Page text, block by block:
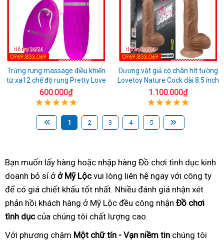
Trứng rung massage điều khiển
từ xa12 chế độ rung Pretty Love
600.000₫
Dương vật giả có chân hít tường
Lovetoy Nature Cock dài 8.5 inch
1.100.000₫
1 2 3 4 5
Bạn muốn lấy hàng hoặc nhập hàng Đồ chơi tình dục kinh
doanh bỏ sỉ ở ở Mỹ Lộcvui lòng liên hệ ngay với công ty
để có giá chiết khấu tốt nhất. Nhiều đánh giá nhận xét
phản hồi khách hàng ở Mỹ Lộc đều công nhận Đồ chơi
tình dụccủa chúng tôi chất lượng cao.
Với phương châm Một chữ tín - Vạn niềm tin chúng tôi